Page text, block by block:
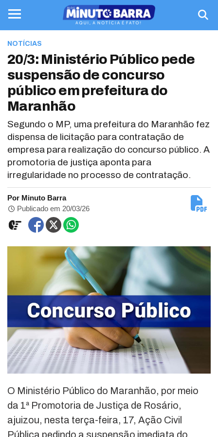
NOTÍCIAS
20/3: Ministério Público pede
suspensão de concurso
público em prefeitura do
Maranhão
Segundo o MP, uma prefeitura do Maranhão fez
dispensa de licitação para contratação de
empresa para realização do concurso público. A
promotoria de justiça aponta para
irregularidade no processo de contratação.
Por Minuto Barra
Publicado em 20/03/26
O Ministério Público do Maranhão, por meio
da 1ª Promotoria de Justiça de Rosário,
ajuizou, nesta terça-feira, 17, Ação Civil
Pública pedindo a suspensão imediata do